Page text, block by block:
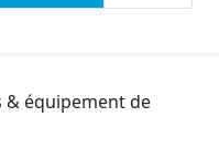
équipement de